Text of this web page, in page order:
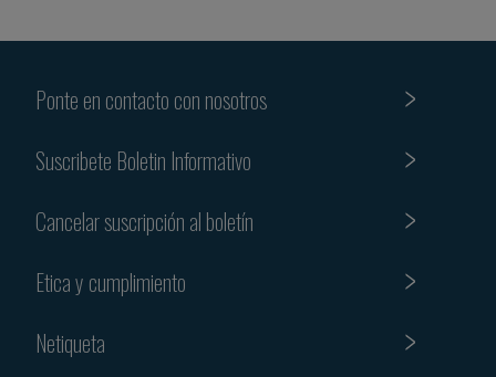
Ponte en contacto con nosotros
Suscribete Boletin Informativo
Cancelar suscripción al boletín
Etica y cumplimiento
Netiqueta